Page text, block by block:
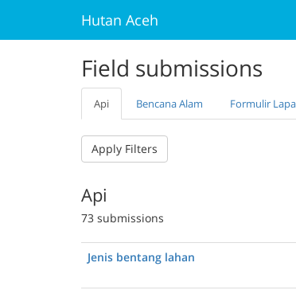
Hutan Aceh
Field submissions
Api Bencana Alam Formulir
Apply Filters
Api
73 submissions
Jenis bentang lahan